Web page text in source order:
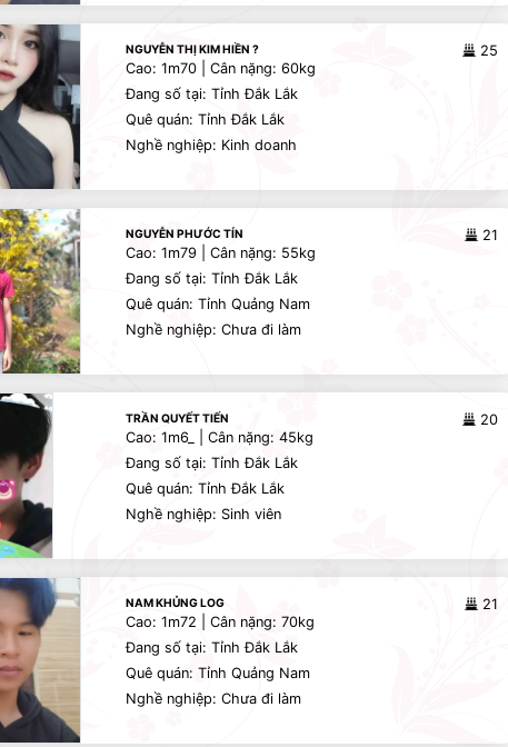
NGUYỄN THỊ KIM HIỀN ?
25
Cao: 1m70 | Cân nặng: 60kg
Đang số tại: Tỉnh Đắk Lắk
Quê quán: Tỉnh Đắk Lắk
Nghề nghiệp: Kinh doanh
NGUYỄN PHƯỚC TÍN
21
Cao: 1m79 | Cân nặng: 55kg
Đang số tại: Tỉnh Đắk Lắk
Quê quán: Tỉnh Quảng Nam
Nghề nghiệp: Chưa đi làm
TRẦN QUYẾT TIẾN
20
Cao: 1m6_ | Cân nặng: 45kg
Đang số tại: Tỉnh Đắk Lắk
Quê quán: Tỉnh Đắk Lắk
Nghề nghiệp: Sinh viên
NAM KHỦNG LOG
21
Cao: 1m72 | Cân nặng: 70kg
Đang số tại: Tỉnh Đắk Lắk
Quê quán: Tỉnh Quảng Nam
Nghề nghiệp: Chưa đi làm